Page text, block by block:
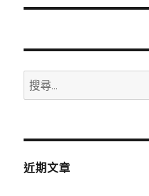
文
搜
尋
鍵
近期文章